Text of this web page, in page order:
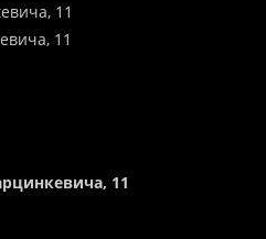
11
11
11